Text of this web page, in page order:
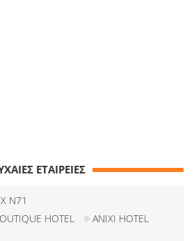
ΕΤΑΙΡΕΙΕΣ
N71
HOTEL
ANIXI HOTEL